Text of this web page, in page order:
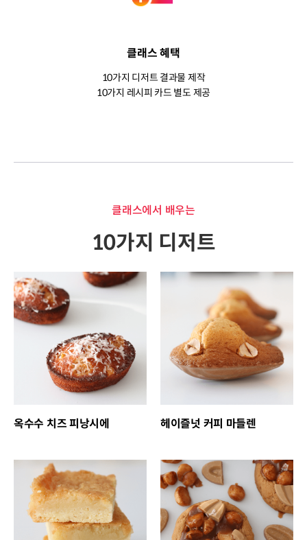
클래스 혜택
10가지 디저트 결과물 제작
10가지 레시피 카드 별도 제공
클래스에서 배우는
10가지 디저트
옥수수 치즈 피낭시에 헤이즐넛 커피 마들렌